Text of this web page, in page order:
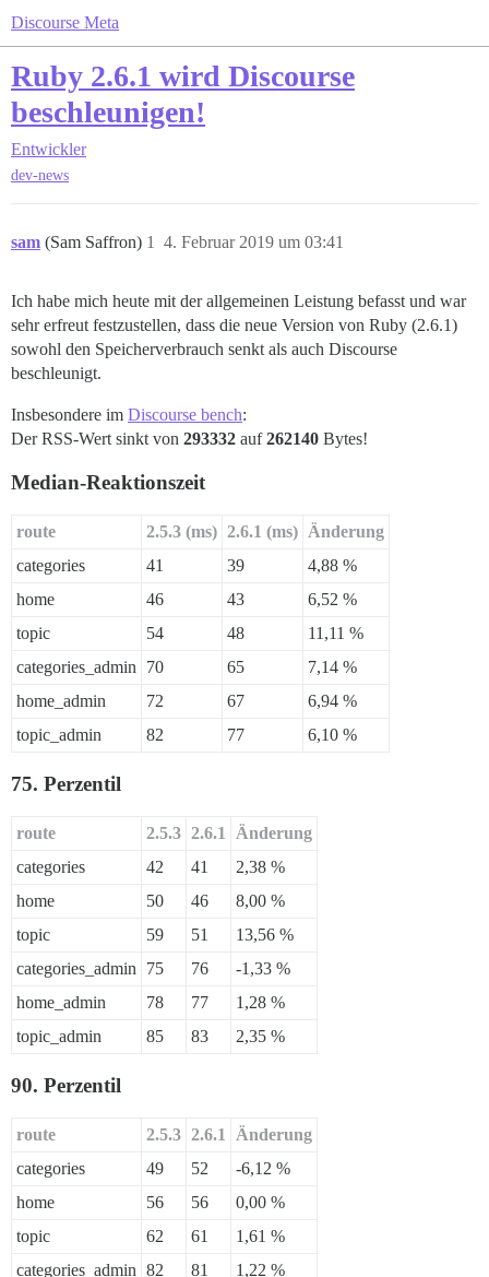
Discourse Meta
Ruby 2.6.1 wird Discourse
beschleunigen!
Entwickler
dev-news
sam (Sam Saffron) 4. Februar 2019 um 03:41
1
Ich habe mich heute mit der allgemeinen Leistung befasst und war
sehr erfreut festzustellen, dass die neue Version von Ruby (2.6.1)
sowohl den Speicherverbrauch senkt als auch Discourse
beschleunigt.
Insbesondere im Discourse bench:
Der RSS-Wert sinkt von 293332 auf262140 Bytes!
Median-Reaktionszeit
route 2.5.3 (ms) 2.6.1 (ms) Änderung
categories
41 39
4,88 %
home
46 43
6,52 %
topic
54 48
11,11 %
categories_admin
70 65
7,14 %
home_admin
72 67
6,94 %
topic_admin
82 77 6,10 %
75. Perzentil
route 2.5.3 2.6.1
Änderung
categories
42 41
2,38 %
home
50 46
8,00 %
topic
59 51
13,56 %
categories_admin
75 76
-1,33 %
home_admin
78 77
1,28 %
topic_admin
85 83 2,35 %
90. Perzentil
route 2.5.3 2.6.1
Änderung
categories
49 52
-6,12 %
home
56 56
0,00 %
topic
62 61
1,61 %
categories_admin 82 81
1,22 %